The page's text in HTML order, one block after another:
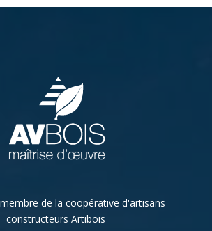
de la coopérative d'artisans
constructeurs Artibois